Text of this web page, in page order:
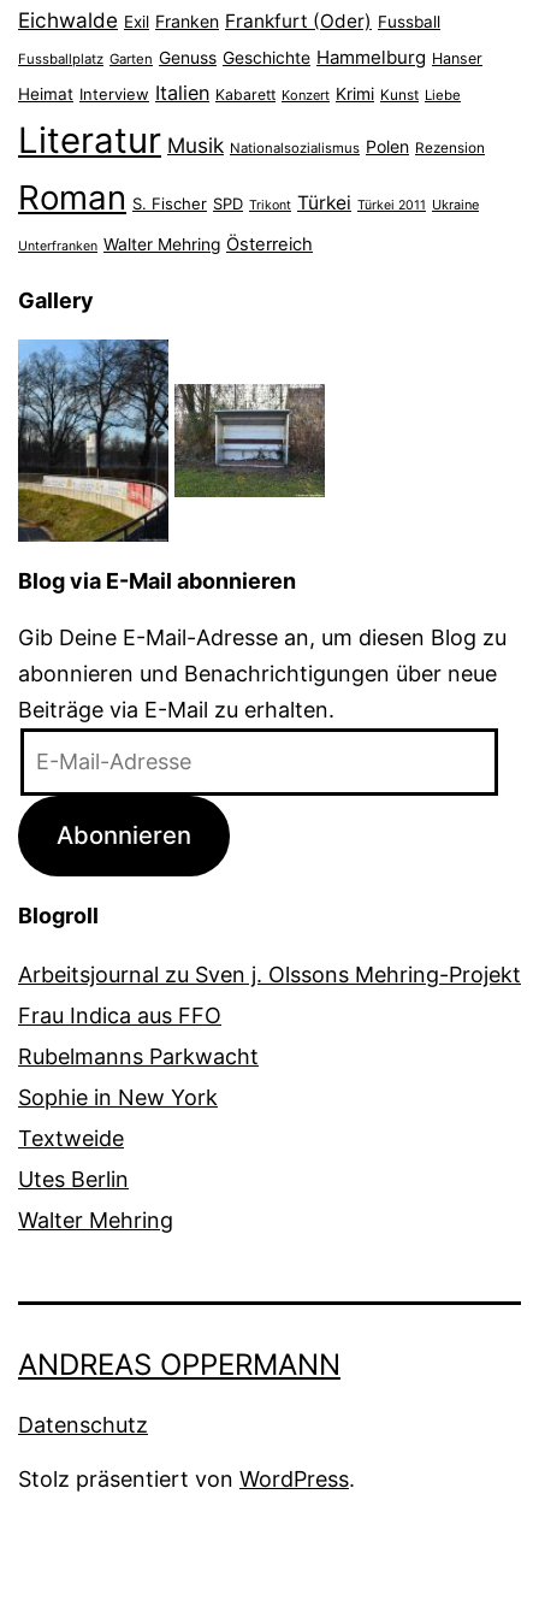
Eichwalde Exil Franken Frankfurt (Oder) Fussball
Fussballplatz Garten Genuss Geschichte Hammelburg Hanser
Heimat Interview Italien Kabarett Konzert Krimi Kunst Liebe
Literatur Musik Nationalsozialismus Polen Rezension
Roman S. Fischer SPD Trikont Türkei Türkei 2011 Ukraine
Unterfranken Walter Mehring Österreich
Gallery
Blog via E-Mail abonnieren
Gib Deine E-Mail-Adresse an, um diesen Blog zu
abonnieren und Benachrichtigungen über neue
Beiträge via E-Mail zu erhalten.
Adresse
Abonnieren
Blogroll
Arbeitsjournal zu Sven j. Olssons Mehring-Projekt
Frau Indica aus FFO
Rubelmanns Parkwacht
Sophie in New York
Textweide
Utes Berlin
Walter Mehring
ANDREAS OPPERMANN
Datenschutz
Stolz präsentiert von WordPress.